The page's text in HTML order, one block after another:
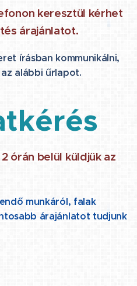
keresztül kérhet
árajánlatot.
írásban kommunikálni,
alábbi űrlapot.
órán belül küldjük az
munkáról, falak
árajánlatot tudjunk